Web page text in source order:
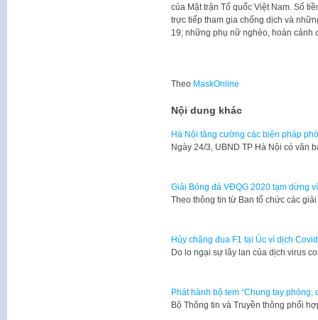
của Mặt trận Tổ quốc Việt Nam. Số
trực tiếp tham gia chống dịch và
19; những phụ nữ nghèo, hoàn cảnh
Theo MaskOnline
Nội dung khác
Hà Nội tăng cường các biện pháp
Ngày 24/3, UBND TP Hà Nội có văn
Giải Bóng đá VĐQG 2020 tạm dừng
Theo thông tin từ Ban tổ chức các
Hủy chặng đua F1 tại Úc vì dịch
Do lo ngại sự lây lan của dịch virus
Phát hành bộ tem “Chung tay phòng,
Bộ Thông tin và Truyền thông phối